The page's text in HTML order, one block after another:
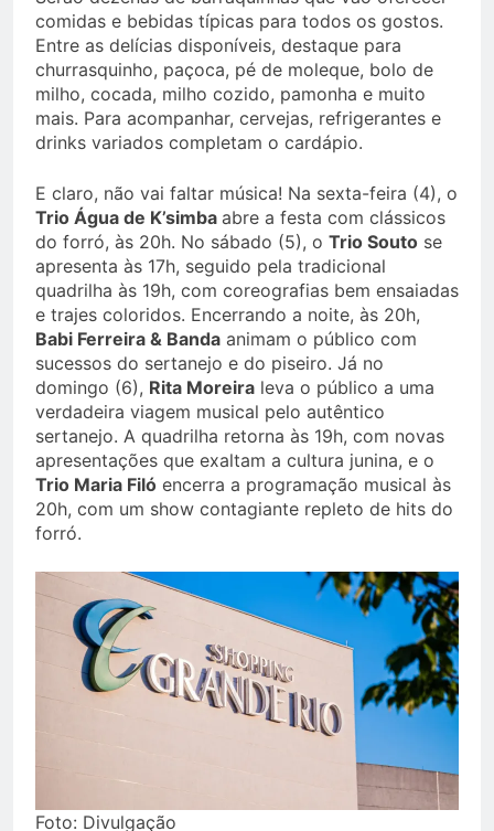
comidas e bebidas típicas para todos os gostos.
Entre as delícias disponíveis, destaque para
churrasquinho, paçoca, pé de moleque, bolo de
milho, cocada, milho cozido, pamonha e muito
mais. Para acompanhar, cervejas, refrigerantes e
drinks variados completam o cardápio.
E claro, não vai faltar música! Na sexta-feira (4), o
Trio Água de K’simba abre a festa com clássicos
do forró, às 20h. No sábado (5), o Trio Souto se
apresenta às 17h, seguido pela tradicional
quadrilha às 19h, com coreografias bem ensaiadas
e trajes coloridos. Encerrando a noite, às 20h,
Babi Ferreira & Banda animam o público com
sucessos do sertanejo e do piseiro. Já no
domingo (6), Rita Moreira leva o público a uma
verdadeira viagem musical pelo autêntico
sertanejo. A quadrilha retorna às 19h, com novas
apresentações que exaltam a cultura junina, e o
Trio Maria Filó encerra a programação musical às
20h, com um show contagiante repleto de hits do
forró.
Foto: Divulgação